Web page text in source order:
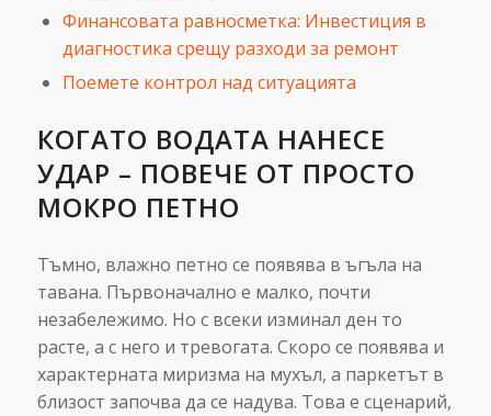
Финансовата равносметка: Инвестиция в
диагностика срещу разходи за ремонт
Поемете контрол над ситуацията
КОГАТО ВОДАТА НАНЕСЕ
УДАР – ПОВЕЧЕ ОТ ПРОСТО
МОКРО ПЕТНО
Тъмно, влажно петно се появява в ъгъла на
тавана. Първоначално е малко, почти
незабележимо. Но с всеки изминал ден то
расте, а с него и тревогата. Скоро се появява и
характерната миризма на мухъл, а паркетът в
близост започва да се надува. Това е сценарий,